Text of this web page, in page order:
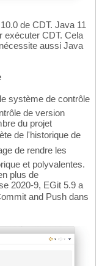
de CDT. Java 11
exécuter CDT. Cela
aussi Java
système de contrôle
de version
du projet
de l'historique de
de rendre les
et polyvalentes.
plus de
2020-9, EGit 5.9 a
and Push dans